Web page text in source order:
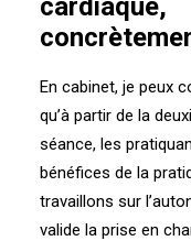
cardiaque,
En cabinet, je peux
qu’à partir de la
séance, les
bénéfices de la
travaillons sur
valide la prise en